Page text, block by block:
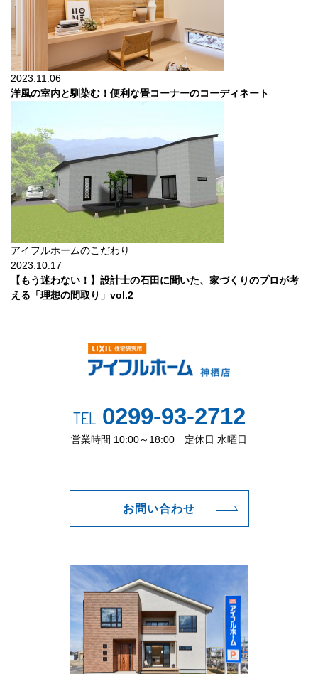
2023.11.06
洋風の室内と馴染む！便利な畳コーナーのコーディネート
アイフルホームのこだわり
2023.10.17
【もう迷わない！】設計士の石田に聞いた、家づくりのプロが考
える「理想の間取り」vol.2
TEL0299-93-2712
営業時間 10:00～18:00 定休日 水曜日
お問い合わせ